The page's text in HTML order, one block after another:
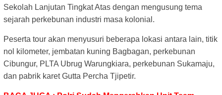
Sekolah Lanjutan Tingkat Atas dengan mengusung tema
sejarah perkebunan industri masa kolonial.
Peserta tour akan menyusuri beberapa lokasi antara lain, titik
nol kilometer, jembatan kuning Bagbagan, perkebunan
Cibungur, PLTA Ubrug Warungkiara, perkebunan Sukamaju,
dan pabrik karet Gutta Percha Tjipetir.